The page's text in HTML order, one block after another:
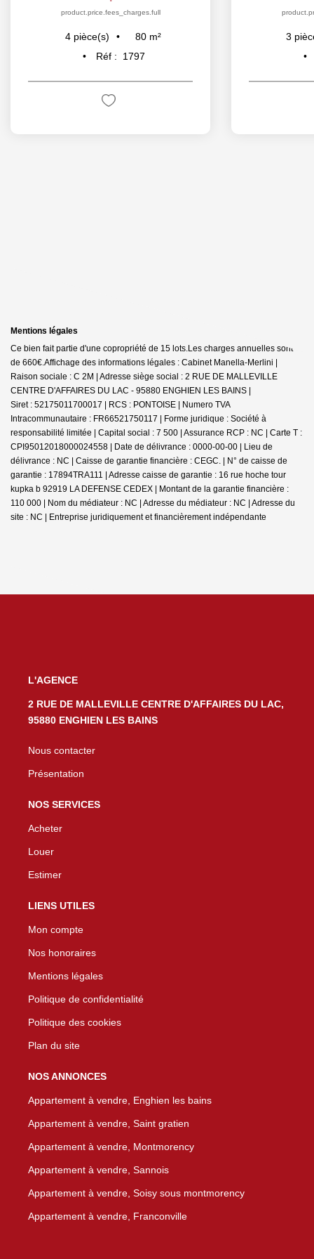
product.price.fees_charges.full
4 pièce(s) 80 m²
Réf :
1797
3
Mentions légales
Ce bien fait partie d'une copropriété de 15 lots.Les charges annuelles sont
de 660€.Affichage des informations légales : Cabinet Manella-Merlini |
Raison sociale : C 2M | Adresse siège social : 2 RUE DE MALLEVILLE
CENTRE D'AFFAIRES DU LAC - 95880 ENGHIEN LES BAINS |
Siret : 52175011700017 | RCS : PONTOISE | Numero TVA
Intracommunautaire : FR66521750117 | Forme juridique : Société à
responsabilité limitée | Capital social : 7 500 | Assurance RCP : NC | Carte T :
CPI95012018000024558 | Date de délivrance : 0000-00-00 | Lieu de
délivrance : NC | Caisse de garantie financière : CEGC. | N° de caisse de
garantie : 17894TRA111 | Adresse caisse de garantie : 16 rue hoche tour
kupka b 92919 LA DEFENSE CEDEX | Montant de la garantie financière :
110 000 | Nom du médiateur : NC | Adresse du médiateur : NC | Adresse du
site : NC | Entreprise juridiquement et financièrement indépendante
L'AGENCE
2 RUE DE MALLEVILLE CENTRE D'AFFAIRES DU LAC,
95880 ENGHIEN LES BAINS
Nous contacter
Présentation
NOS SERVICES
Acheter
Louer
Estimer
LIENS UTILES
Mon compte
Nos honoraires
Mentions légales
Politique de confidentialité
Politique des cookies
Plan du site
NOS ANNONCES
Appartement à vendre, Enghien les bains
Appartement à vendre, Saint gratien
Appartement à vendre, Montmorency
Appartement à vendre, Sannois
Appartement à vendre, Soisy sous montmorency
Appartement à vendre, Franconville